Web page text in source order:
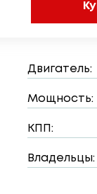
Двигатель:
Мощность:
КПП:
Владельцы: